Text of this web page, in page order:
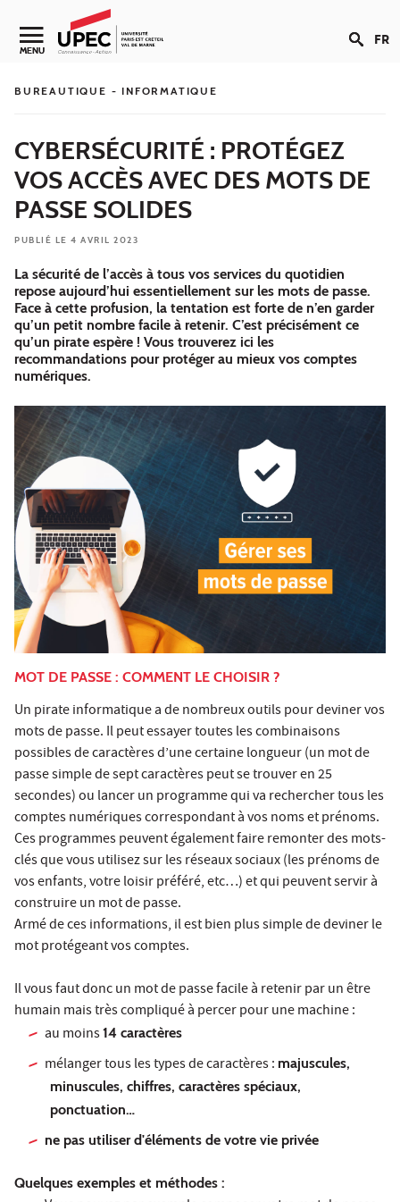
Aller au contenu
Navigation secondaire
MENU FR
BUREAUTIQUE - INFORMATIQUE
CYBERSÉCURITÉ : PROTÉGEZ
VOS ACCÈS AVEC DES MOTS DE
PASSE SOLIDES
PUBLIÉ LE 4 AVRIL 2023
La sécurité de l’accès à tous vos services du quotidien
repose aujourd’hui essentiellement sur les mots de passe.
Face à cette profusion, la tentation est forte de n’en garder
qu’un petit nombre facile à retenir. C’est précisément ce
qu’un pirate espère ! Vous trouverez ici les
recommandations pour protéger au mieux vos comptes
numériques.
MOT DE PASSE : COMMENT LE CHOISIR ?
Un pirate informatique a de nombreux outils pour deviner vos
mots de passe. Il peut essayer toutes les combinaisons
possibles de caractères d’une certaine longueur (un mot de
passe simple de sept caractères peut se trouver en 25
secondes) ou lancer un programme qui va rechercher tous les
comptes numériques correspondant à vos noms et prénoms.
Ces programmes peuvent également faire remonter des mots-
clés que vous utilisez sur les réseaux sociaux (les prénoms de
vos enfants, votre loisir préféré, etc…) et qui peuvent servir à
construire un mot de passe.
Armé de ces informations, il est bien plus simple de deviner le
mot protégeant vos comptes.
Il vous faut donc un mot de passe facile à retenir par un être
humain mais très compliqué à percer pour une machine :
au moins14 caractères
mélanger tous les types de caractères : majuscules,
minuscules, chiffres, caractères spéciaux,
ponctuation…
ne pas utiliser d'éléments de votre vie privée
Quelques exemples et méthodes :